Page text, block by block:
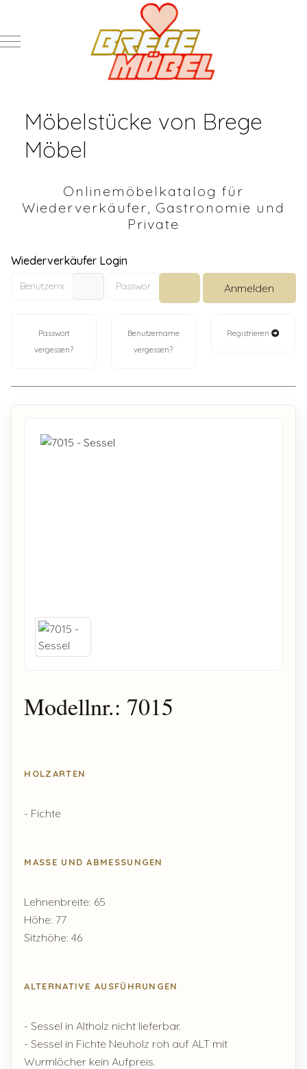
Mobile Menu Toggle
Möbelstücke von Brege
Möbel
Onlinemöbelkatalog für
Wiederverkäufer, Gastronomie und
Private
Wiederverkäufer Login
Benutzername
Passwort
Passwort anzeigen
Anmelden
Passwort
vergessen?
Benutzername
vergessen?
Registrieren
Modellnr.: 7015
HOLZARTEN
- Fichte
MASSE UND ABMESSUNGEN
Lehnenbreite: 65
Höhe: 77
Sitzhöhe: 46
ALTERNATIVE AUSFÜHRUNGEN
- Sessel in Altholz nicht lieferbar.
- Sessel in Fichte Neuholz roh auf ALT mit
Wurmlöcher kein Aufpreis.